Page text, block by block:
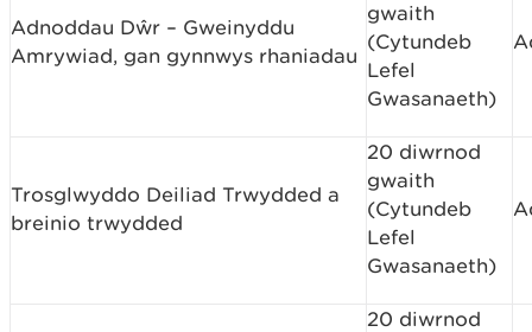
Adnoddau Dŵr – Gweinyddu
Amrywiad, gan gynnwys rhaniadau
gwaith
(Cytundeb
Lefel
Gwasanaeth)
Trosglwyddo Deiliad Trwydded a
breinio trwydded
20 diwrnod
gwaith
(Cytundeb
Lefel
Gwasanaeth)
20 diwrnod